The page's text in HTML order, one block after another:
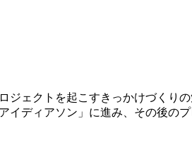
ェクトを起こすきっかけづくりの
ディアソン」に進み、その後の